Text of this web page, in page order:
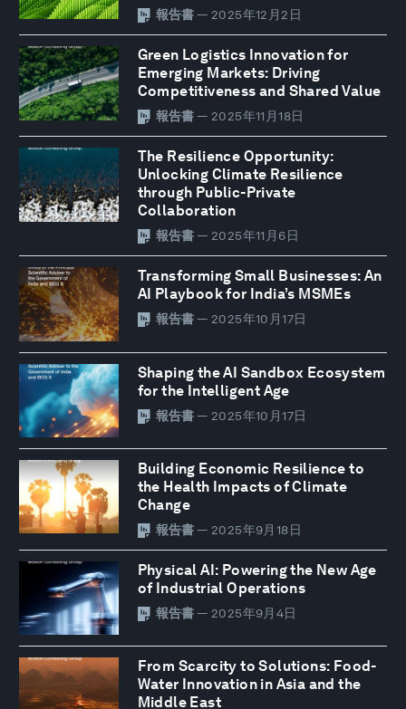
報告書 — 2025年12月2日
Green Logistics Innovation for
Emerging Markets: Driving
Competitiveness and Shared Value
報告書 — 2025年11月18日
The Resilience Opportunity:
Unlocking Climate Resilience
through Public-Private
Collaboration
報告書 — 2025年11月6日
Transforming Small Businesses: An
AI Playbook for India’s MSMEs
報告書 — 2025年10月17日
Shaping the AI Sandbox Ecosystem
for the Intelligent Age
報告書 — 2025年10月17日
Building Economic Resilience to
the Health Impacts of Climate
Change
報告書 — 2025年9月18日
Physical AI: Powering the New Age
of Industrial Operations
報告書 — 2025年9月4日
From Scarcity to Solutions: Food-
Water Innovation in Asia and the
Middle East